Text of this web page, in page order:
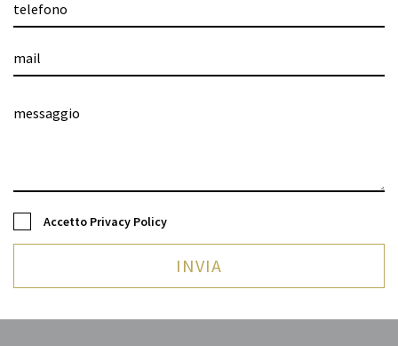
Accetto Privacy Policy
INVIA
le modalità ed entro i limiti stabiliti dal regolamento
comma 1 riferiti ai dati personali concernenti
persone decedute possono essere esercitati da
diritti di cui al comma 1 l'interessato può conferire,
giornalista, limitatamente alla fonte della notizia.
Legge sui dati del 31 dicembre 1996, n.675 "Tutela
trattamento dei dati personali" S.O. della G.U. n. 5